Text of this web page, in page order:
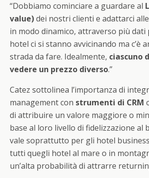
“Dobbiamo cominciare a guardare al
value)dei nostri clienti e adattarci
in modo dinamico, attraverso più dati
hotel ci si stanno avvicinando ma c’è
strada da fare. Idealmente, ciascuno
vedere un prezzo diverso.”
Catez sottolinea l’importanza di
management con strumenti di CRM
di attribuire un valore maggiore o
base al loro livello di fidelizzazione al
vale soprattutto per gli hotel
tutti quegli hotel al mare o in
un’alta probabilità di attrarre